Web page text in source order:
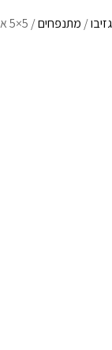
גזיבו/ מתנפחים/ 5×5 אוהל מתנפח